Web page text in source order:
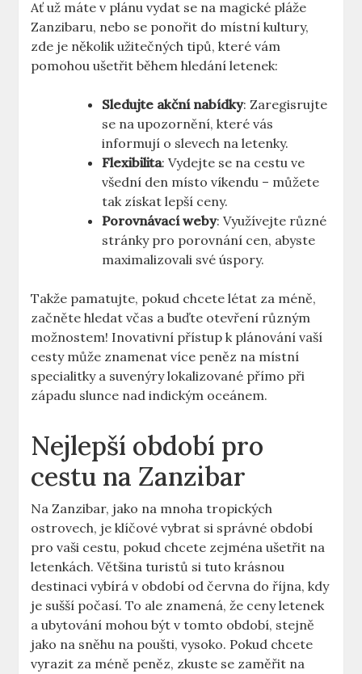
Ať už máte v plánu vydat se na magické pláže
Zanzibaru, nebo se ponořit do místní kultury,
zde je několik užitečných tipů, které vám
pomohou ušetřit během hledání letenek:
Sledujte akční nabídky: Zaregisrujte
se na upozornění, které vás
informují o slevech na letenky.
Flexibilita: Vydejte se na cestu ve
všední den místo víkendu – můžete
tak získat lepší ceny.
Porovnávací weby: Využívejte různé
stránky pro porovnání cen, abyste
maximalizovali své úspory.
Takže pamatujte, pokud chcete létat za méně,
začněte hledat včas a buďte otevření různým
možnostem! Inovativní přístup k plánování vaší
cesty může znamenat více peněz na místní
specialitky a suvenýry lokalizované přímo při
západu slunce nad indickým oceánem.
Nejlepší období pro
cestu na Zanzibar
Na Zanzibar, jako na mnoha tropických
ostrovech, je klíčové vybrat si správné období
pro vaši cestu, pokud chcete zejména ušetřit na
letenkách. Většina turistů si tuto krásnou
destinaci vybírá v období od června do října, kdy
je sušší počasí. To ale znamená, že ceny letenek
a ubytování mohou být v tomto období, stejně
jako na sněhu na poušti, vysoko. Pokud chcete
vyrazit za méně peněz, zkuste se zaměřit na